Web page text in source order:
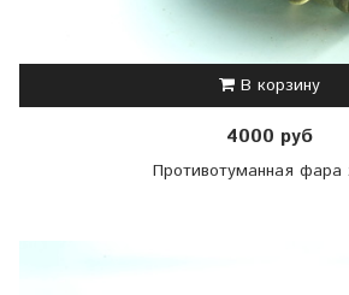
В корзину
4000 руб
Противотуманная фара